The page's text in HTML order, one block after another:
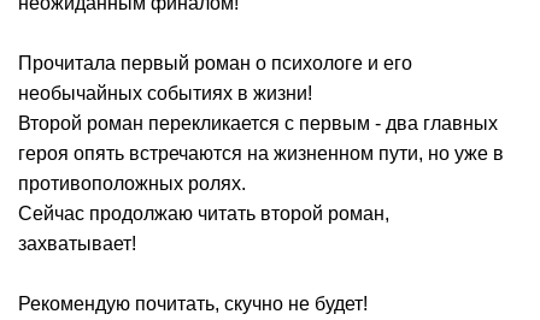
Прочитала первый роман о психологе и его
необычайных событиях в жизни!
Второй роман перекликается с первым - два главных
героя опять встречаются на жизненном пути, но уже в
противоположных ролях.
Сейчас продолжаю читать второй роман,
захватывает!
Рекомендую почитать, скучно не будет!